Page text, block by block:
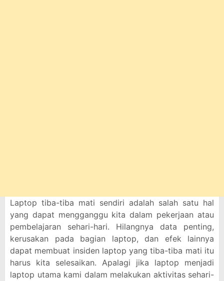
Laptop tiba-tiba mati sendiri adalah salah satu hal
yang dapat mengganggu kita dalam pekerjaan atau
pembelajaran sehari-hari. Hilangnya data penting,
kerusakan pada bagian laptop, dan efek lainnya
dapat membuat insiden laptop yang tiba-tiba mati itu
harus kita selesaikan. Apalagi jika laptop menjadi
laptop utama kami dalam melakukan aktivitas sehari-